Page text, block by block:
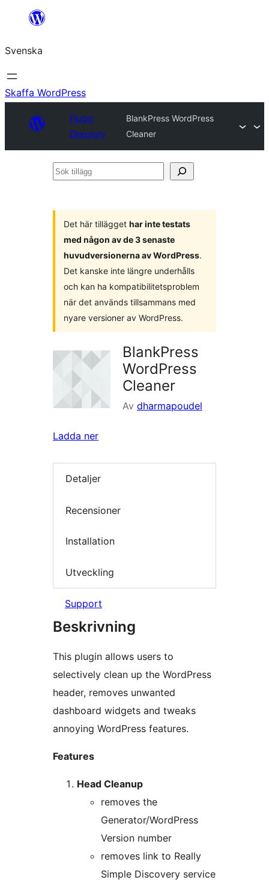
Hoppa
innehåll
Svenska
Skaffa WordPress
Plugin
Directory
BlankPress WordPress
Cleaner
Sök
Det här tillägget har inte testats
med någon av de 3 senaste
huvudversionerna av WordPress.
Det kanske inte längre underhålls
och kan ha kompatibilitetsproblem
när det används tillsammans med
nyare versioner av WordPress.
BlankPress
WordPress
Cleaner
Av dharmapoudel
Ladda ner
Detaljer
Recensioner
Installation
Utveckling
Support
Beskrivning
This plugin allows users to
selectively clean up the WordPress
header, removes unwanted
dashboard widgets and tweaks
annoying WordPress features.
Features
Head Cleanup
removes the
Generator/WordPress
Version number
removes link to Really
Simple Discovery service